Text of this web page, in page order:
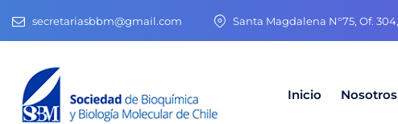
secretariasbbm@gmail.com Santa Magdalena N°75, Of.
Inicio Nosotros